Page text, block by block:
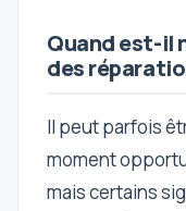
Quand est-il
des
Il peut parfois
moment
mais certains